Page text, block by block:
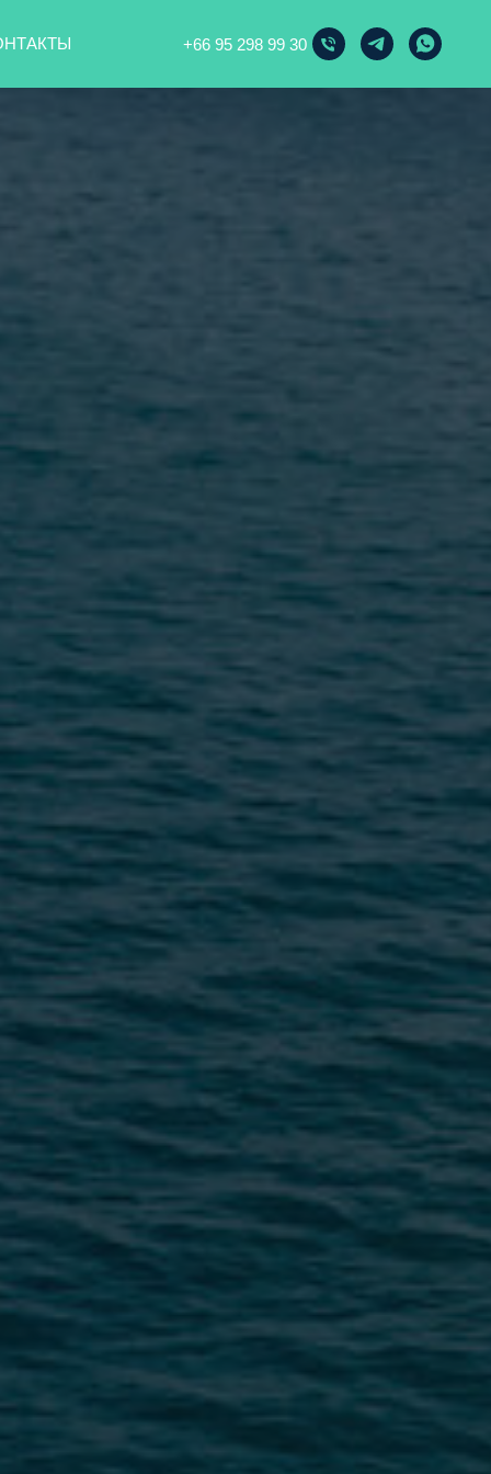
+66 95 298 99 30